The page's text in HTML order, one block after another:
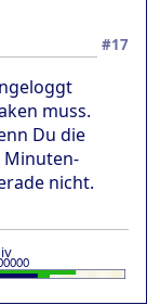
#17
muss.
Du die
Minuten-
nicht.